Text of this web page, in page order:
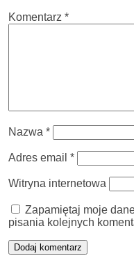
Komentarz *
Nazwa *
Adres email *
Witryna internetowa
Zapamiętaj moje
pisania kolejnych